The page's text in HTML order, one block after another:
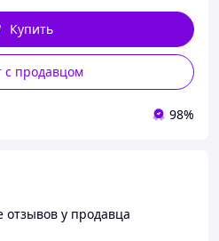
Купить
с продавцом
98%
отзывов у продавца